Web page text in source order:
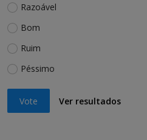
Razoável
Bom
Ruim
Péssimo
Vote Ver resultados